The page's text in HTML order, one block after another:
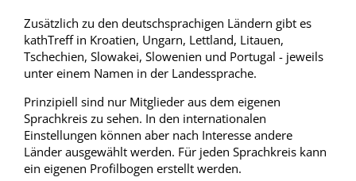
Zusätzlich zu den deutschsprachigen Ländern gibt es
kathTreff in Kroatien, Ungarn, Lettland, Litauen,
Tschechien, Slowakei, Slowenien und Portugal - jeweils
unter einem Namen in der Landessprache.
Prinzipiell sind nur Mitglieder aus dem eigenen
Sprachkreis zu sehen. In den internationalen
Einstellungen können aber nach Interesse andere
Länder ausgewählt werden. Für jeden Sprachkreis kann
ein eigenen Profilbogen erstellt werden.